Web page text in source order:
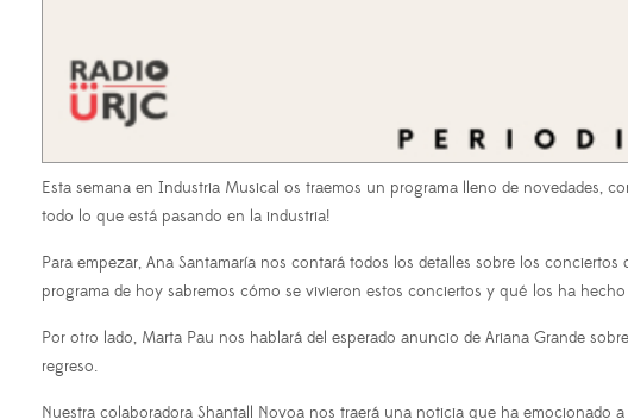
Esta semana en Industria Musical os traemos un programa lleno de novedades,
todo lo que está pasando en la industria!
Para empezar, Ana Santamaría nos contará todos los detalles sobre los
programa de hoy sabremos cómo se vivieron estos conciertos y qué los ha
Por otro lado, Marta Pau nos hablará del esperado anuncio de Ariana Grande
regreso.
Nuestra colaboradora Shantall Novoa nos traerá una noticia que ha